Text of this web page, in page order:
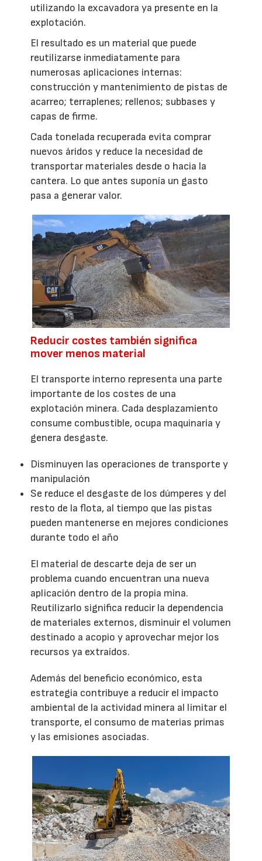
utilizando la excavadora ya presente en la
explotación.
El resultado es un material que puede
reutilizarse inmediatamente para
numerosas aplicaciones internas:
construcción y mantenimiento de pistas de
acarreo; terraplenes; rellenos; subbases y
capas de firme.
Cada tonelada recuperada evita comprar
nuevos áridos y reduce la necesidad de
transportar materiales desde o hacia la
cantera. Lo que antes suponía un gasto
pasa a generar valor.
Reducir costes también significa
mover menos material
El transporte interno representa una parte
importante de los costes de una
explotación minera. Cada desplazamiento
consume combustible, ocupa maquinaria y
genera desgaste.
Disminuyen las operaciones de transporte y
manipulación
Se reduce el desgaste de los dúmperes y del
resto de la flota, al tiempo que las pistas
pueden mantenerse en mejores condiciones
durante todo el año
El material de descarte deja de ser un
problema cuando encuentran una nueva
aplicación dentro de la propia mina.
Reutilizarlo significa reducir la dependencia
de materiales externos, disminuir el volumen
destinado a acopio y aprovechar mejor los
recursos ya extraídos.
Además del beneficio económico, esta
estrategia contribuye a reducir el impacto
ambiental de la actividad minera al limitar el
transporte, el consumo de materias primas
y las emisiones asociadas.